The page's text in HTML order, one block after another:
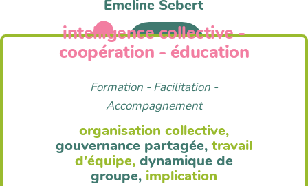
Anim'Agil
Emeline Sebert
intelligence collective -
coopération - éducation
Formation - Facilitation -
Accompagnement
organisation collective,
gouvernance partagée, travail
d'équipe, dynamique de
groupe, implication